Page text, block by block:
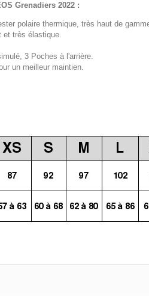
Grenadiers 2022 :
polaire thermique, très haut de
et très élastique.
3 Poches à l'arrière.
un meilleur maintien.